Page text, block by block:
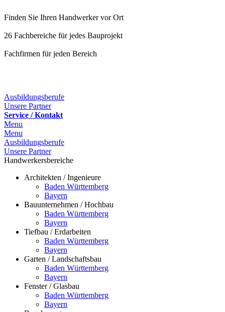
Finden Sie Ihren Handwerker vor Ort
26 Fachbereiche für jedes Bauprojekt
Fachfirmen für jeden Bereich
Ausbildungsberufe
Unsere Partner
Service / Kontakt
Menu
Menu
Ausbildungsberufe
Unsere Partner
Handwerkersbereiche
Architekten / Ingenieure
Baden Württemberg
Bayern
Bauunternehmen / Hochbau
Baden Württemberg
Bayern
Tiefbau / Erdarbeiten
Baden Württemberg
Bayern
Garten / Landschaftsbau
Baden Württemberg
Bayern
Fenster / Glasbau
Baden Württemberg
Bayern